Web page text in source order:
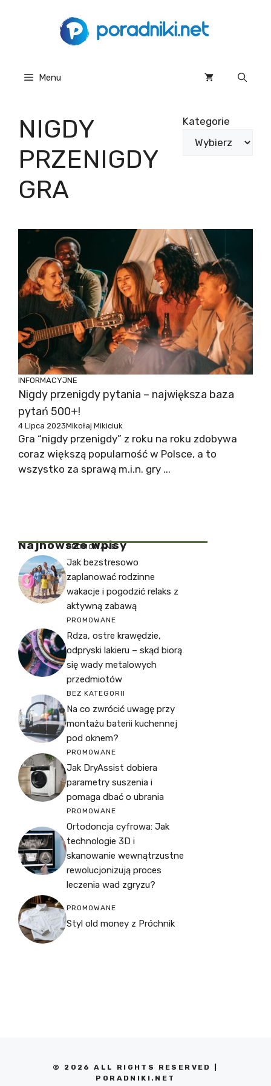
Menu
NIGDY
PRZENIGDY
GRA
Kategorie
INFORMACYJNE
Nigdy przenigdy pytania – największa baza
pytań 500+!
4 Lipca 2023Mikołaj Mikiciuk
Gra “nigdy przenigdy” z roku na roku zdobywa
coraz większą popularność w Polsce, a to
wszystko za sprawą m.i.n. gry ...
Najnowsze Wpisy
PROMOWANE
Jak bezstresowo
zaplanować rodzinne
wakacje i pogodzić relaks z
aktywną zabawą
PROMOWANE
Rdza, ostre krawędzie,
odpryski lakieru – skąd biorą
się wady metalowych
przedmiotów
BEZ KATEGORII
Na co zwrócić uwagę przy
montażu baterii kuchennej
pod oknem?
PROMOWANE
Jak DryAssist dobiera
parametry suszenia i
pomaga dbać o ubrania
PROMOWANE
Ortodoncja cyfrowa: Jak
technologie 3D i
skanowanie wewnątrzustne
rewolucjonizują proces
leczenia wad zgryzu?
PROMOWANE
Styl old money z Próchnik
© 2026 ALL RIGHTS RESERVED |
PORADNIKI.NET